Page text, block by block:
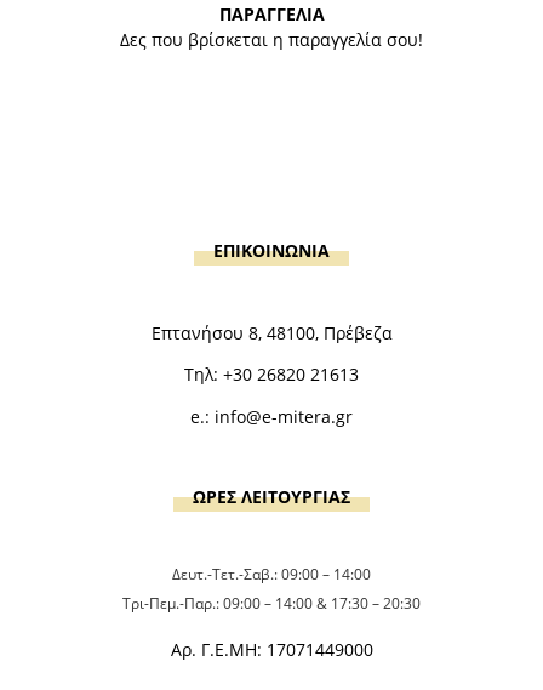
ΠΑΡΑΓΓΕΛΙΑ
Δες που βρίσκεται η παραγγελία σου!
ΕΠΙΚΟΙΝΩΝΙΑ
Επτανήσου 8, 48100, Πρέβεζα
Τηλ: +30 26820 21613
e.: info@e-mitera.gr
ΩΡΕΣ ΛΕΙΤΟΥΡΓΙΑΣ
Δευτ.-Τετ.-Σαβ.: 09:00 – 14:00
Τρι-Πεμ.-Παρ.: 09:00 – 14:00 & 17:30 – 20:30
Αρ. Γ.Ε.ΜΗ: 17071449000